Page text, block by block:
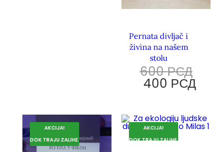
Pernata divljač i
živina na našem
stolu
600РСД
400 РСД
AKCIJA!
DOK TRAJU ZALIHE.
AKCIJA!
DOK TRAJU ZALIHE.